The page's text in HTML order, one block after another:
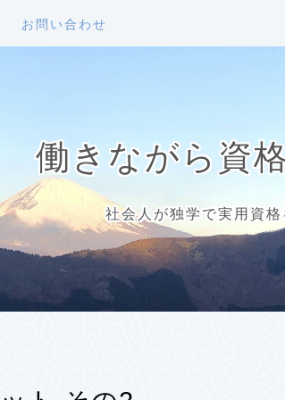
お問い合わせ
働きながら資
社会人が独学で実用資